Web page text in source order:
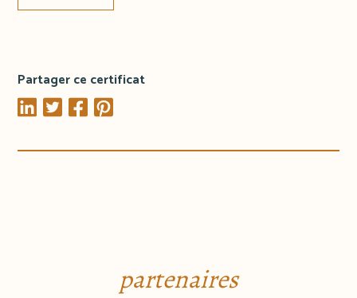
Partager ce certificat
partenaires